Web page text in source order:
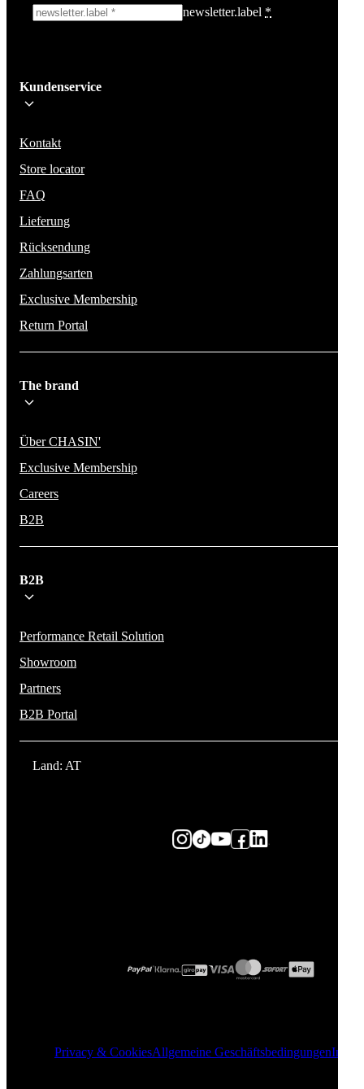
newsletter.label *
Bleib auf dem Laufenden über die neuesten Nachrichten, Kampagnen
Aktionen. Wir geben deine E-Mail-Adresse nicht weiter und versenden
Kundenservice
Kontakt
Store locator
FAQ
Lieferung
Rücksendung
Zahlungsarten
Exclusive Membership
Return Portal
The brand
Über CHASIN'
Exclusive Membership
Careers
B2B
B2B
Performance Retail Solution
Showroom
Partners
B2B Portal
Land: AT
Privacy & CookiesAllgemeine Geschäftsbedingungen